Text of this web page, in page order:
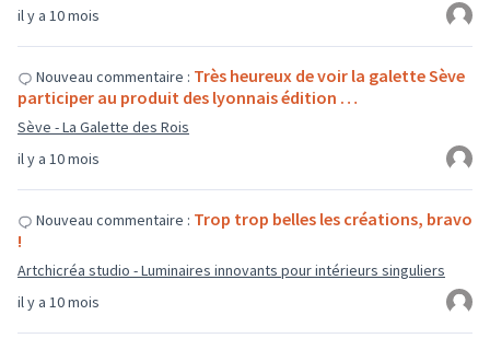
il y a 10 mois
il y a 10 mois
Nouveau commentaire : Très heureux de voir la galette Sève
participer au produit des lyonnais édition …
Sève - La Galette des Rois
il y a 10 mois
Nouveau commentaire : Trop trop belles les créations, bravo
!
Artchicréa studio - Luminaires innovants pour intérieurs singuliers